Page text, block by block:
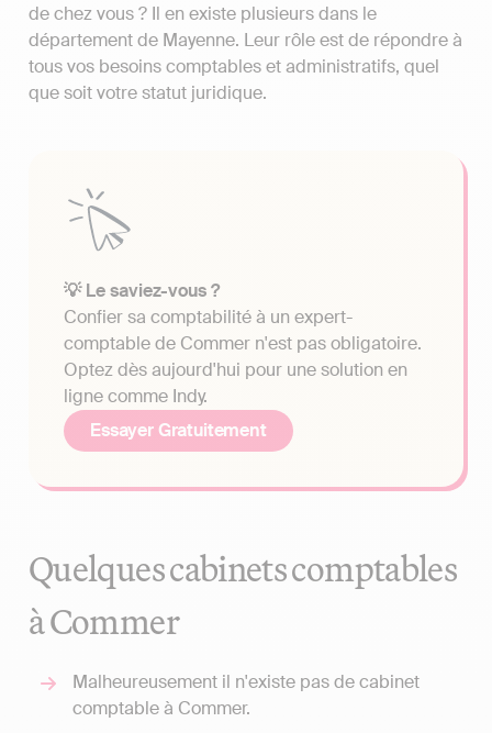
de chez vous ? Il en existe plusieurs dans le
département de Mayenne. Leur rôle est de répondre à
tous vos besoins comptables et administratifs, quel
que soit votre statut juridique.
💡 Le saviez-vous ?
Confier sa comptabilité à un expert-
comptable de Commer n'est pas obligatoire.
Optez dès aujourd'hui pour une solution en
ligne comme Indy.
Essayer Gratuitement
Quelques cabinets comptables
à Commer
Malheureusement il n'existe pas de cabinet
comptable à Commer.